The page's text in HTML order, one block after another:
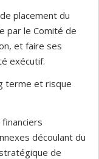
placement du
par le Comité de
et faire ses
exécutif.
terme et risque
découlant du
de